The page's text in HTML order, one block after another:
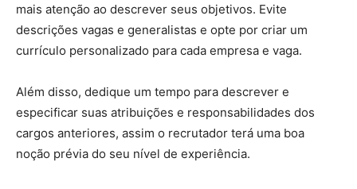
mais atenção ao descrever seus objetivos. Evite
descrições vagas e generalistas e opte por criar um
currículo personalizado para cada empresa e vaga.
Além disso, dedique um tempo para descrever e
especificar suas atribuições e responsabilidades dos
cargos anteriores, assim o recrutador terá uma boa
noção prévia do seu nível de experiência.